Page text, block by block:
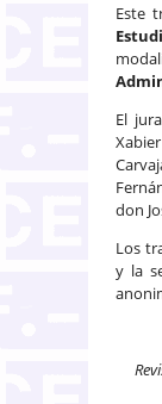
Este
El
don
Los
y la